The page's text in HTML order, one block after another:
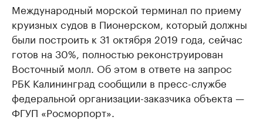
Международный морской терминал по приему
круизных судов в Пионерском, который должны
были построить к 31 октября 2019 года, сейчас
готов на 30%, полностью реконструирован
Восточный молл. Об этом в ответе на запрос
РБК Калининград сообщили в пресс-службе
федеральной организации-заказчика объекта —
ФГУП «Росморпорт».